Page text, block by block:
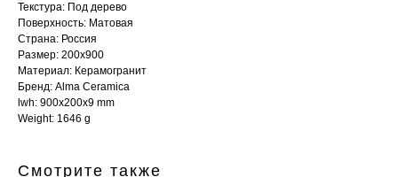
Текстура: Под дерево
Поверхность: Матовая
Страна: Россия
Размер: 200x900
Материал: Керамогранит
Бренд: Alma Ceramica
lwh: 900x200x9 mm
Weight: 1646 g
Смотрите также